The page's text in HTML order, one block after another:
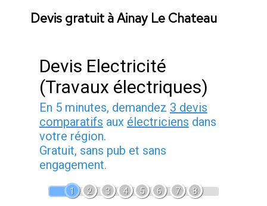
Devis gratuit à Ainay Le Chateau
Devis Electricité
(Travaux électriques)
En 5 minutes, demandez 3 devis
comparatifs aux électriciens dans
votre région.
Gratuit, sans pub et sans
engagement.
1 2 3 4 5 6 7 8